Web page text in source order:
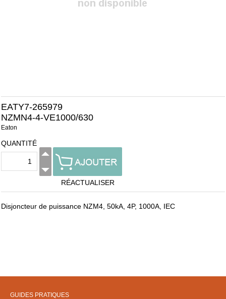
EATY7-265979
NZMN4-4-VE1000/630
Eaton
QUANTITÉ
RÉACTUALISER
Disjoncteur de puissance NZM4, 50kA, 4P, 1000A, IEC
GUIDES PRATIQUES